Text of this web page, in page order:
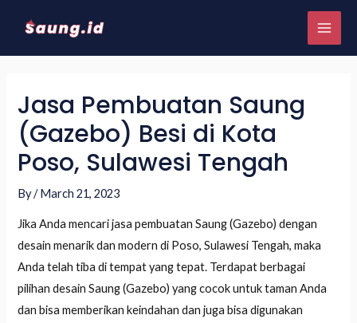
Jasa Pembuatan Saung
(Gazebo) Besi di Kota
Poso, Sulawesi Tengah
By/March 21, 2023
Jika Anda mencari jasa pembuatan Saung (Gazebo) dengan
desain menarik dan modern di Poso, Sulawesi Tengah, maka
Anda telah tiba di tempat yang tepat. Terdapat berbagai
pilihan desain Saung (Gazebo) yang cocok untuk taman Anda
dan bisa memberikan keindahan dan juga bisa digunakan